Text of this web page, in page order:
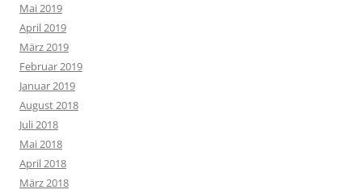
Mai 2019
April 2019
März 2019
Februar 2019
Januar 2019
August 2018
Juli 2018
Mai 2018
April 2018
März 2018